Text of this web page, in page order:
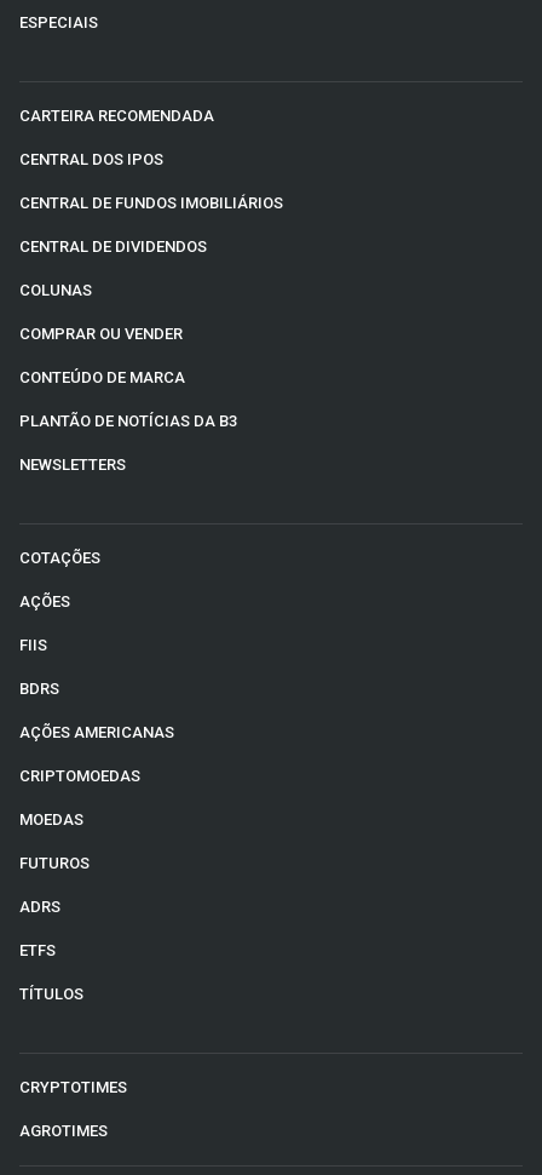
ESPECIAIS
CARTEIRA RECOMENDADA
CENTRAL DOS IPOS
CENTRAL DE FUNDOS IMOBILIÁRIOS
CENTRAL DE DIVIDENDOS
COLUNAS
COMPRAR OU VENDER
CONTEÚDO DE MARCA
PLANTÃO DE NOTÍCIAS DA B3
NEWSLETTERS
COTAÇÕES
AÇÕES
FIIS
BDRS
AÇÕES AMERICANAS
CRIPTOMOEDAS
MOEDAS
FUTUROS
ADRS
ETFS
TÍTULOS
CRYPTOTIMES
AGROTIMES